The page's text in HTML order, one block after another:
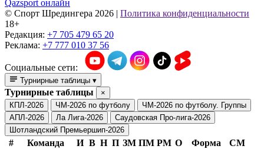
Qazsport онлайн
© Cпорт Шредингера 2026 | Политика конфиденциальности
18+
Редакция: +7 705 479 65 20
Реклама: +7 777 010 37 56
Социальные сети:
Турнирные таблицы ▾
Турнирные таблицы
×
КПЛ-2026
ЧМ-2026 по футболу
ЧМ-2026 по футболу. Группы
АПЛ-2026
Ла Лига-2026
Саудовская Про-лига-2026
Шотландский Премьершип-2026
# Команда И В Н П ЗМ ПМ РМ О Форма
СМ